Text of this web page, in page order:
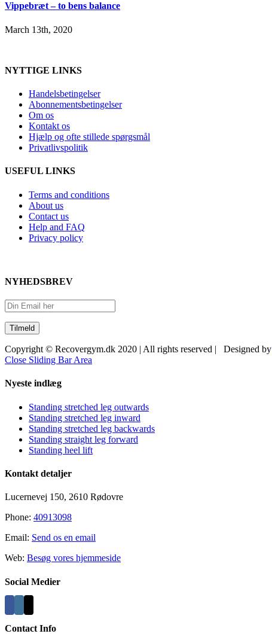
Vippebræt – to bens balance
March 13th, 2020
NYTTIGE LINKS
Handelsbetingelser
Abonnementsbetingelser
Om os
Kontakt os
Hjælp og ofte stillede spørgsmål
Privatlivspolitik
USEFUL LINKS
Terms and conditions
About us
Contact us
Help and FAQ
Privacy policy
NYHEDSBREV
Copyright © Recovergym.dk 2020 | All rights reserved | Designed by
Close Sliding Bar Area
Nyeste indlæg
Standing stretched leg outwards
Standing stretched leg inward
Standing stretched leg backwards
Standing straight leg forward
Standing heel lift
Kontakt detaljer
Lucernevej 150, 2610 Rødovre
Phone: 40913098
Email: Send os en email
Web: Besøg vores hjemmeside
Social Medier
Contact Info